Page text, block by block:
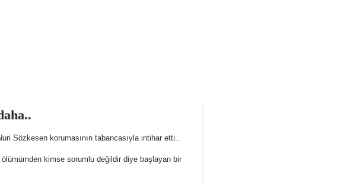
Sözkesen korumasının tabancasıyla intihar etti..
kimse sorumlu değildir diye başlayan bir